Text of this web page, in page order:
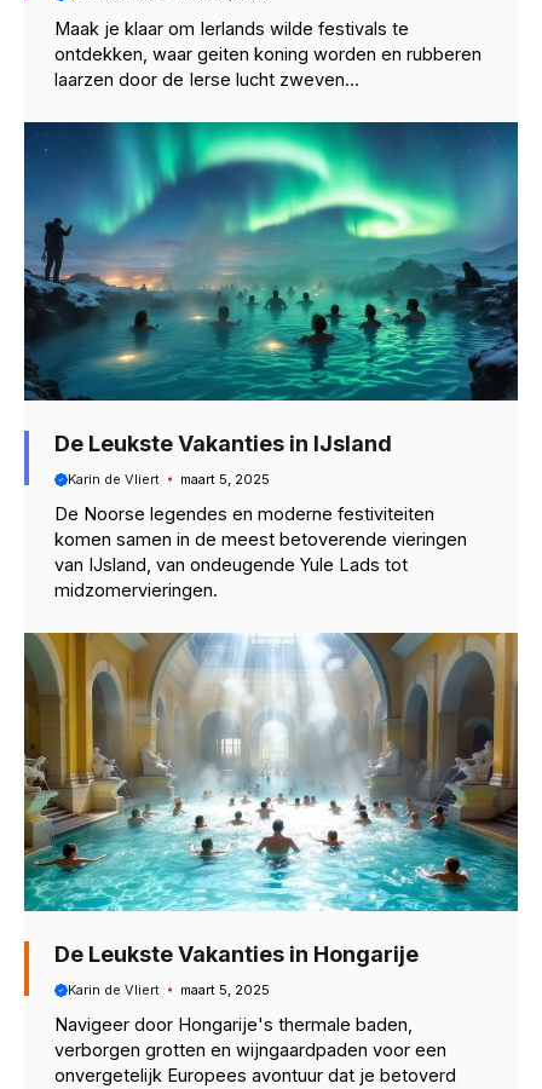
Maak je klaar om Ierlands wilde festivals te
ontdekken, waar geiten koning worden en rubberen
laarzen door de Ierse lucht zweven...
De Leukste Vakanties in IJsland
Karin de Vliert maart 5, 2025
De Noorse legendes en moderne festiviteiten
komen samen in de meest betoverende vieringen
van IJsland, van ondeugende Yule Lads tot
midzomervieringen.
De Leukste Vakanties in Hongarije
Karin de Vliert maart 5, 2025
Navigeer door Hongarije's thermale baden,
verborgen grotten en wijngaardpaden voor een
onvergetelijk Europees avontuur dat je betoverd